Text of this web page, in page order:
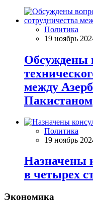
Политика
19 ноябрь
Обсуждены
между
Пакистаном
Политика
19 ноябрь
Назначены
в четырех
Экономика